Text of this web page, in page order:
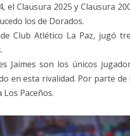
el Clausura 2025 y Clausura
los de Dorados.
Club Atlético La Paz, jugó
Jaimes son los únicos
en esta rivalidad. Por parte de
Paceños.